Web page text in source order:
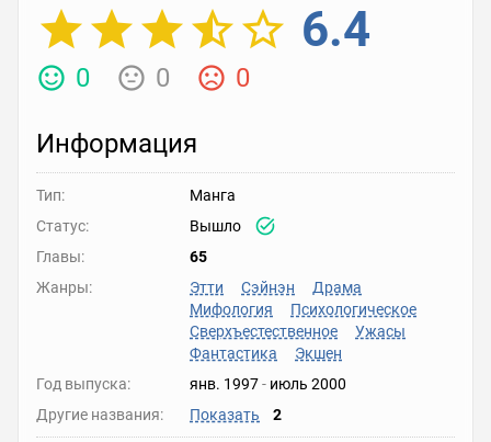
6.4
0 0 0
Информация
Тип:
Манга
Статус:
Вышло
Главы:
65
Жанры:
Этти Сэйнэн
Драма
Мифология
Психологическое
Сверхъестественное
Ужасы
Фантастика
Экшен
Год выпуска:
янв. 1997- июль 2000
Другие названия:
Показать 2